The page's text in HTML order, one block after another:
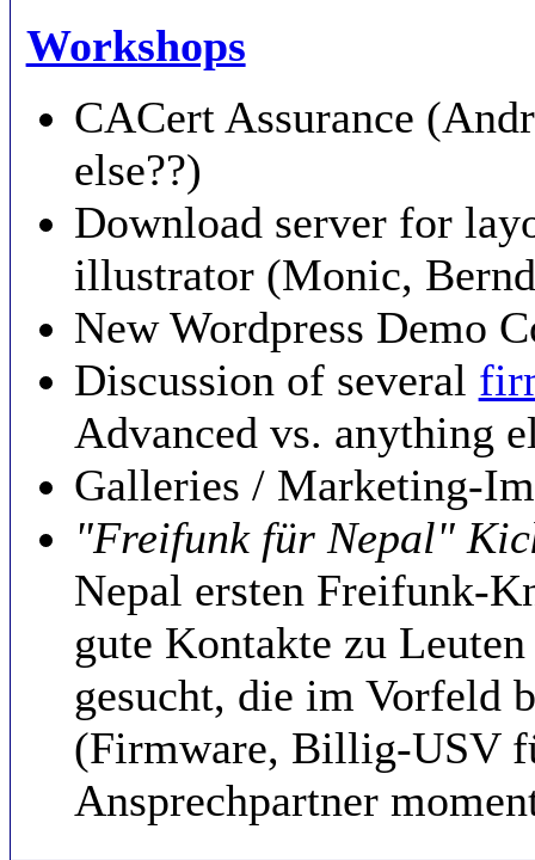
Workshops
CACert Assurance
else??)
Download server for
illustrator (Monic,
New Wordpress Demo
Discussion of several
Advanced vs. anything
Galleries / Marketing-
"Freifunk für Nepal"
Nepal ersten Freifunk-
gute Kontakte zu
gesucht, die im Vorfeld
(Firmware, Billig-USV
Ansprechpartner